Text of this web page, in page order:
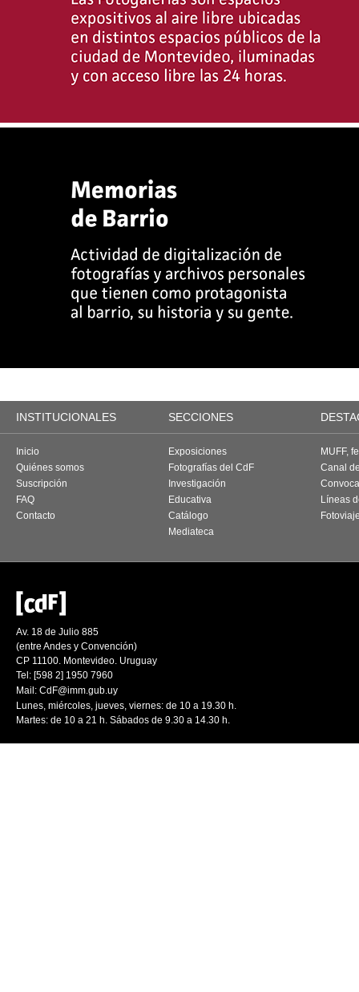
INSTITUCIONALES SECCIONES
Inicio
Quiénes somos
Suscripción
FAQ
Contacto
Exposiciones
Fotografías del CdF
Investigación
Educativa
Catálogo
Mediateca
MUFF,
Canal
Líneas
Av. 18 de Julio 885
(entre Andes y Convención)
CP 11100. Montevideo. Uruguay
Tel: [598 2] 1950 7960
Mail: CdF@imm.gub.uy
Lunes, miércoles, jueves, viernes: de 10 a 19.30 h.
Martes: de 10 a 21 h. Sábados de 9.30 a 14.30 h.